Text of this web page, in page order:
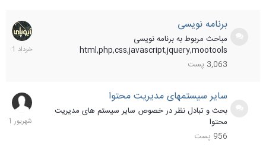
برنامه نویسی
مباحث مربوط به برنامه نویسی
html,php,css,javascript,jquery,mootools
3,063 پست
سایر سیستمهای مدیریت محتوا
بحث و تبادل نظر در خصوص سایر سیستم های مدیریت
محتوا
956 پست